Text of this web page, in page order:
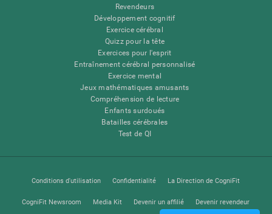
Revendeurs
Développement cognitif
Exercice cérébral
Quizz pour la tête
Exercices pour l'esprit
Entraînement cérébral personnalisé
Exercice mental
Jeux mathématiques amusants
Compréhension de lecture
Enfants surdoués
Batailles cérébrales
Test de QI
Conditions d'utilisation Confidentialité La Direction de CogniFit
CogniFit Newsroom Media Kit Devenir un affilié Devenir revendeur